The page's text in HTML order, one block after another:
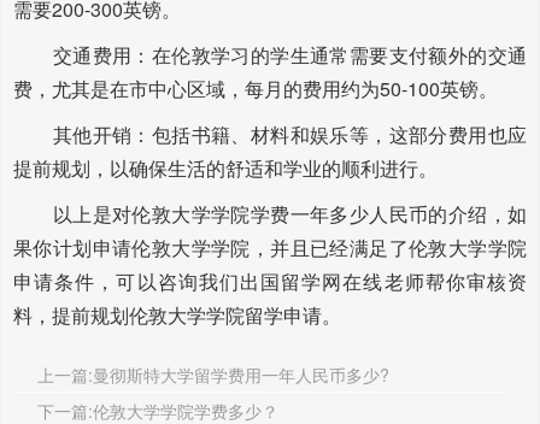
需要200-300英镑。
交通费用：在伦敦学习的学生通常需要支付额外的交通
费，尤其是在市中心区域，每月的费用约为50-100英镑。
其他开销：包括书籍、材料和娱乐等，这部分费用也应
提前规划，以确保生活的舒适和学业的顺利进行。
以上是对伦敦大学学院学费一年多少人民币的介绍，如
果你计划申请伦敦大学学院，并且已经满足了伦敦大学学院
申请条件，可以咨询我们出国留学网在线老师帮你审核资
料，提前规划伦敦大学学院留学申请。
上一篇:曼彻斯特大学留学费用一年人民币多少?
下一篇:伦敦大学学院学费多少？